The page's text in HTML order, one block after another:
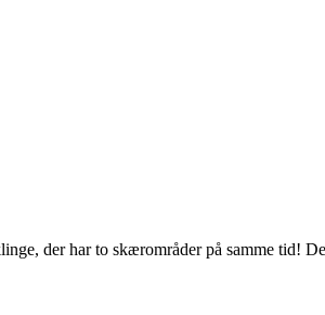
der har to skærområder på samme tid!